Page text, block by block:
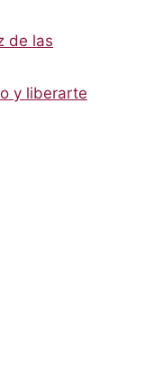
de las
y liberarte